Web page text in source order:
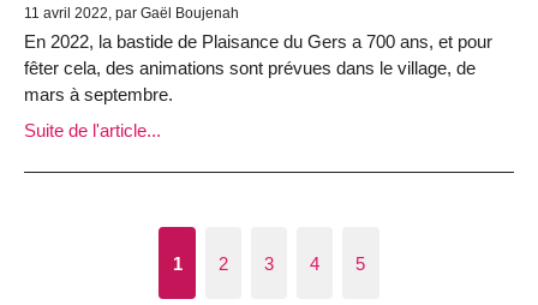
11 avril 2022, par Gaël Boujenah
En 2022, la bastide de Plaisance du Gers a 700 ans, et pour
fêter cela, des animations sont prévues dans le village, de
mars à septembre.
Suite de l'article...
1 2 3 4 5